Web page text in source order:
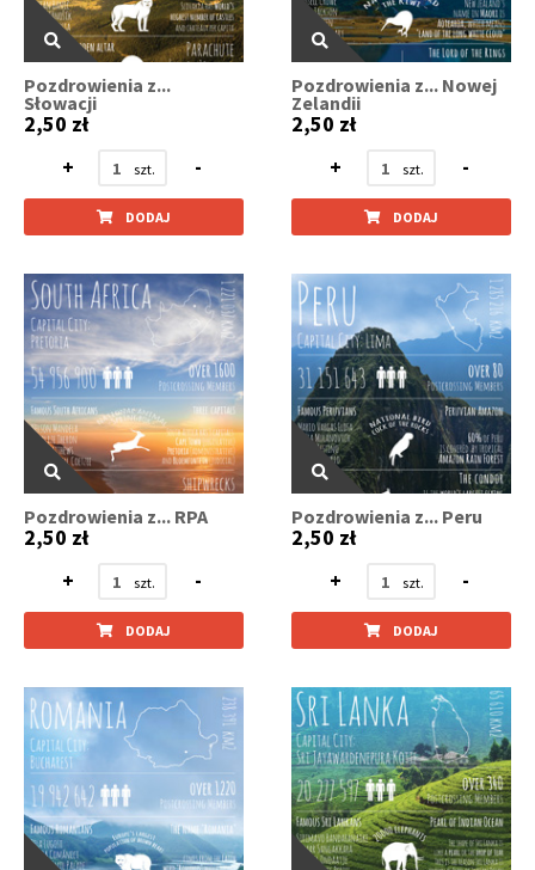
Pozdrowienia z...
Słowacji
2,50 zł
+
-
DODAJ
Pozdrowienia z... Nowej
Zelandii
2,50 zł
+
-
DODAJ
Pozdrowienia z... RPA
2,50 zł
+
-
DODAJ
Pozdrowienia z... Peru
2,50 zł
+
-
DODAJ